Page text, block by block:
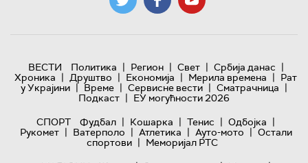
ВЕСТИ Политика | Регион | Свет | Србија данас |
Хроника | Друштво | Економија | Мерила времена | Рат
у Украјини | Време | Сервисне вести | Сматрачница |
Подкаст | ЕУ могућности 2026
СПОРТ
Фудбал | Кошарка | Тенис | Одбојка |
Рукомет | Ватерполо | Атлетика | Ауто-мото | Остали
спортови | Меморијал РТС